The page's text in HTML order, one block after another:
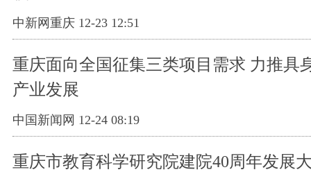
中新网重庆 12-23 12:51
重庆面向全国征集三类项目需求 力推具
产业发展
中国新闻网 12-24 08:19
重庆市教育科学研究院建院40周年发展